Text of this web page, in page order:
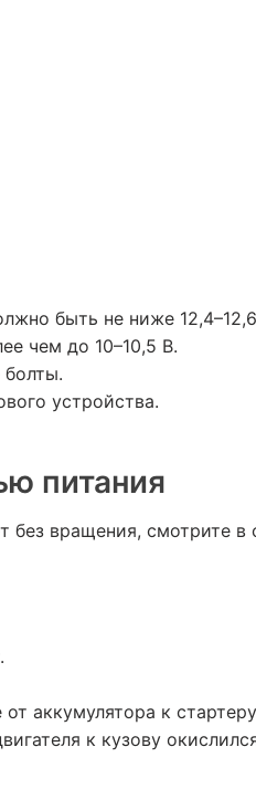
быть не ниже
чем до 10–10,5 В.
устройства.
питания
без вращения, смотрите в
аккумулятора к
к кузову